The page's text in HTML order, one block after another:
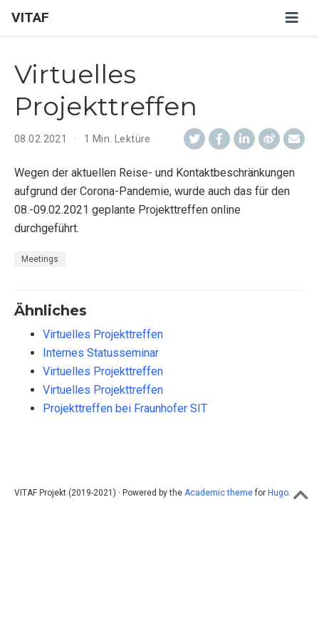
VITAF
Virtuelles
Projekttreffen
08.02.2021 1 Min. Lektüre
Wegen der aktuellen Reise- und Kontaktbeschränkungen
aufgrund der Corona-Pandemie, wurde auch das für den
08.-09.02.2021 geplante Projekttreffen online
durchgeführt.
Meetings
Ähnliches
Virtuelles Projekttreffen
Internes Statusseminar
Virtuelles Projekttreffen
Virtuelles Projekttreffen
Projekttreffen bei Fraunhofer SIT
VITAF Projekt (2019-2021) · Powered by the Academic themefor Hugo.